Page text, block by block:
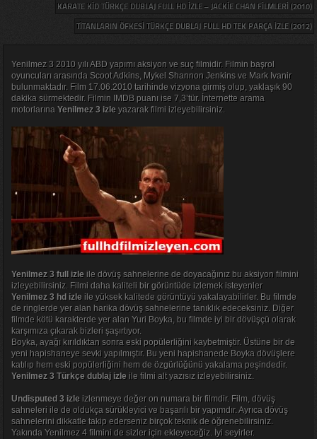
KARATE KID TÜRKÇE DUBLAJ FULL HD IZLE – JACKIE CHAN FILMLERI (2010)
TITANLARIN ÖFKESI TÜRKÇE DUBLAJ FULL HD TEK PARÇA IZLE (2012)
Yenilmez 3 2010 yılı ABD yapımı aksiyon ve suç filmidir. Filmin başrol
oyuncuları arasında Scoot Adkins, Mykel Shannon Jenkins ve Mark Ivanir
bulunmaktadır. Film 17.06.2010 tarihinde vizyona girmiş olup, yaklaşık 90
dakika sürmektedir. Filmin IMDB puanı ise 7,3’tür. İnternette arama
motorlarına Yenilmez 3 izleyazarak filmi izleyebilirsiniz.
Yenilmez 3 full izleile dövüş sahnelerine de doyacağınız bu aksiyon filmini
izleyebilirsiniz. Filmi daha kaliteli bir görüntüde izlemek isteyenler
Yenilmez 3 hd izleile yüksek kalitede görüntüyü yakalayabilirler. Bu filmde
de ringlerde yer alan harika dövüş sahnelerine tanıklık edeceksiniz. Diğer
filmde kötü karakterde yer alan Yuri Boyka, bu filmde iyi bir dövüşçü olarak
karşımıza çıkarak bizleri şaşırtıyor.
Boyka, ayağı kırıldıktan sonra eski popülerliğini kaybetmiştir. Üstüne bir de
yeni hapishaneye sevki yapılmıştır. Bu yeni hapishanede Boyka dövüşlere
katılıp hem eski popülerliğini hem de özgürlüğünü yakalama peşindedir.
Yenilmez 3 Türkçe dublaj izleile filmi alt yazısız izleyebilirsiniz.
Undisputed 3 izleizlenmeye değer on numara bir filmdir. Film, dövüş
sahneleri ile de oldukça sürükleyici ve başarılı bir yapımdır. Ayrıca dövüş
sahnelerini dikkatle takip ederseniz birçok teknik de öğrenebilirsiniz.
Yakında Yenilmez 4filmini de sizler için ekleyeceğiz. İyi seyirler.